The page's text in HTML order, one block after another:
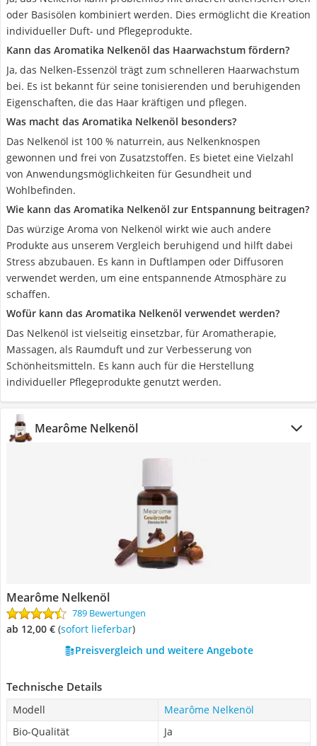
oder Basisölen kombiniert werden. Dies ermöglicht die Kreation
individueller Duft- und Pflegeprodukte.
Kann das Aromatika Nelkenöl das Haarwachstum fördern?
Ja, das Nelken-Essenzöl trägt zum schnelleren Haarwachstum
bei. Es ist bekannt für seine tonisierenden und beruhigenden
Eigenschaften, die das Haar kräftigen und pflegen.
Was macht das Aromatika Nelkenöl besonders?
Das Nelkenöl ist 100 % naturrein, aus Nelkenknospen
gewonnen und frei von Zusatzstoffen. Es bietet eine Vielzahl
von Anwendungsmöglichkeiten für Gesundheit und
Wohlbefinden.
Wie kann das Aromatika Nelkenöl zur Entspannung beitragen?
Das würzige Aroma von Nelkenöl wirkt wie auch andere
Produkte aus unserem Vergleich beruhigend und hilft dabei
Stress abzubauen. Es kann in Duftlampen oder Diffusoren
verwendet werden, um eine entspannende Atmosphäre zu
schaffen.
Wofür kann das Aromatika Nelkenöl verwendet werden?
Das Nelkenöl ist vielseitig einsetzbar, für Aromatherapie,
Massagen, als Raumduft und zur Verbesserung von
Schönheitsmitteln. Es kann auch für die Herstellung
individueller Pflegeprodukte genutzt werden.
Mearôme Nelkenöl
Mearôme Nelkenöl
789 Bewertungen
ab 12,00 € ( Sofort lieferbar)
Preisvergleich und weitere Angebote
Technische Details
Modell
Mearôme Nelkenöl
Bio-Qualität
Ja